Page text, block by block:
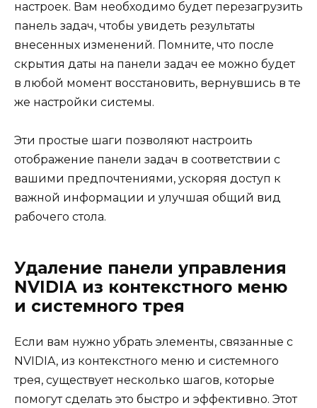
настроек. Вам необходимо будет перезагрузить
панель задач, чтобы увидеть результаты
внесенных изменений. Помните, что после
скрытия даты на панели задач ее можно будет
в любой момент восстановить, вернувшись в те
же настройки системы.
Эти простые шаги позволяют настроить
отображение панели задач в соответствии с
вашими предпочтениями, ускоряя доступ к
важной информации и улучшая общий вид
рабочего стола.
Удаление панели управления
NVIDIA из контекстного меню
и системного трея
Если вам нужно убрать элементы, связанные с
NVIDIA, из контекстного меню и системного
трея, существует несколько шагов, которые
помогут сделать это быстро и эффективно. Этот